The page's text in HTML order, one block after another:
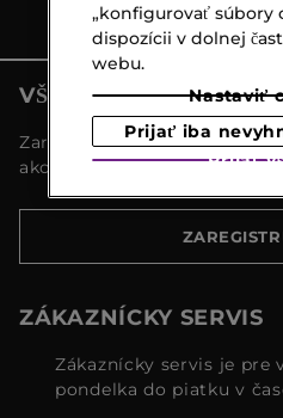
VŠETKY NOVINKY
Zaregistrujte sa a objavte
akcie
ZÁKAZNÍCKY SERVIS
Zákaznícky servis je pre
pondelka do piatku v
„konfigurovať súbory
dispozícii v dolnej
webu.
Nastaviť
Prijať iba
Prijať